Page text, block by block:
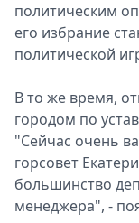
политическим
его избрание
политической
В то же время,
городом по
"Сейчас очень
горсовет
большинство
менеджера", -